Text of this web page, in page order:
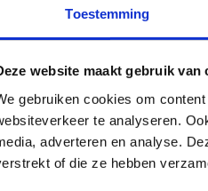
Toestemming
website maakt gebruik van
gebruiken cookies om
te analyseren.
adverteren en analyse.
of die ze hebben
Je kan te allen tijde een terrein
centra. Die vind je op de
/ annulatie /
gelukt is?
reservatie hebt gemaakt,
tijdig contact met je op